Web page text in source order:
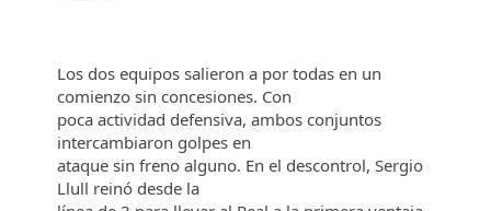
Los dos equipos salieron a por todas en un
comienzo sin concesiones. Con
poca actividad defensiva, ambos conjuntos
intercambiaron golpes en
ataque sin freno alguno. En el descontrol, Sergio
Llull reinó desde la